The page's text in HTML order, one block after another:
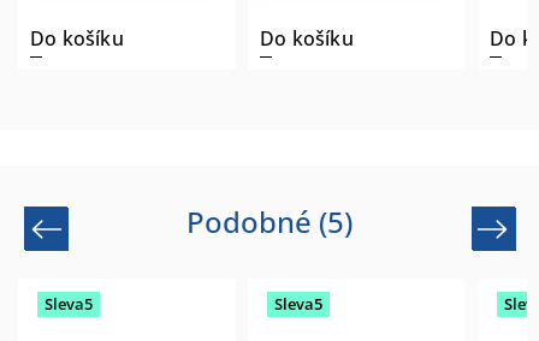
Do košíku Do košíku Do
Podobné (5)
Previous
Sleva5 Sleva5
Next